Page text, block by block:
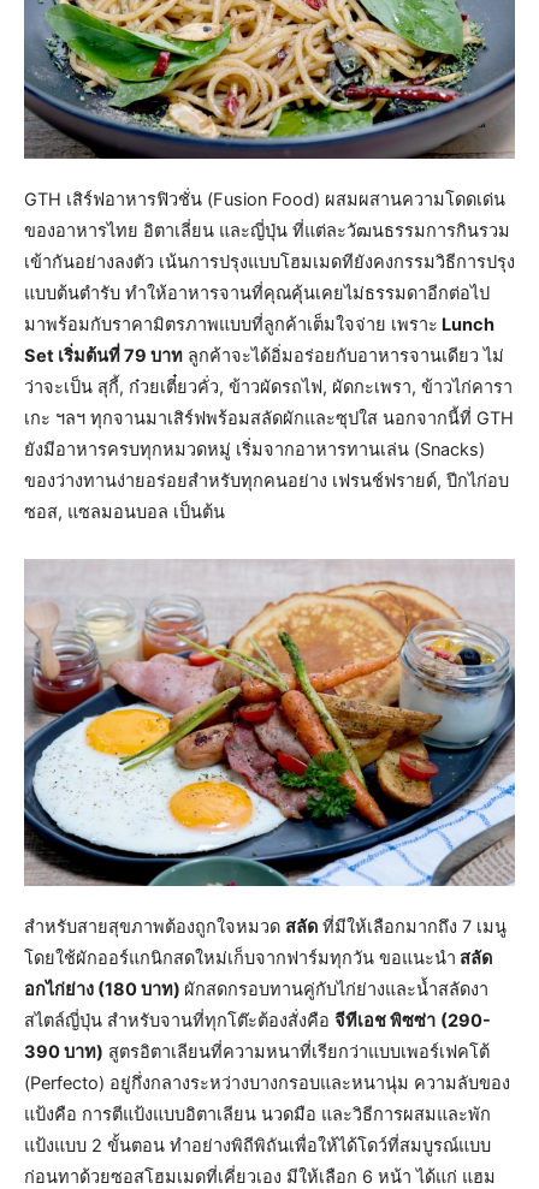
GTH เสิร์ฟอาหารฟิวชั่น (Fusion Food) ผสมผสานความโดดเด่น
ของอาหารไทย อิตาเลี่ยน และญี่ปุ่น ที่แต่ละวัฒนธรรมการกินรวม
เข้ากันอย่างลงตัว เน้นการปรุงแบบโฮมเมดทียังคงกรรมวิธีการปรุง
แบบต้นตำรับ ทำให้อาหารจานที่คุณคุ้นเคยไม่ธรรมดาอีกต่อไป
มาพร้อมกับราคามิตรภาพแบบที่ลูกค้าเต็มใจจ่าย เพราะ Lunch
Set เริ่มต้นที่ 79 บาท ลูกค้าจะได้อิ่มอร่อยกับอาหารจานเดียว ไม่
ว่าจะเป็น สุกี้, ก๋วยเตี๋ยวคั่ว, ข้าวผัดรถไฟ, ผัดกะเพรา, ข้าวไก่คารา
เกะ ฯลฯ ทุกจานมาเสิร์ฟพร้อมสลัดผักและซุปใส นอกจากนี้ที่ GTH
ยังมีอาหารครบทุกหมวดหมู่ เริ่มจากอาหารทานเล่น (Snacks)
ของว่างทานง่ายอร่อยสำหรับทุกคนอย่าง เฟรนช์ฟรายด์, ปีกไก่อบ
ซอส, แซลมอนบอล เป็นต้น
สำหรับสายสุขภาพต้องถูกใจหมวด สลัด ที่มีให้เลือกมากถึง 7 เมนู
โดยใช้ผักออร์แกนิกสดใหม่เก็บจากฟาร์มทุกวัน ขอแนะนำ สลัด
อกไก่ย่าง (180 บาท) ผักสดกรอบทานคู่กับไก่ย่างและน้ำสลัดงา
สไตล์ญี่ปุ่น สำหรับจานที่ทุกโต๊ะต้องสั่งคือ จีทีเอช พิซซ่า (290-
390 บาท) สูตรอิตาเลียนที่ความหนาที่เรียกว่าแบบเพอร์เฟคโต้
(Perfecto) อยู่กึ่งกลางระหว่างบางกรอบและหนานุ่ม ความลับของ
แป้งคือ การตีแป้งแบบอิตาเลียน นวดมือ และวิธีการผสมและพัก
แป้งแบบ 2 ขั้นตอน ทำอย่างพิถีพิถันเพื่อให้ได้โดว์ที่สมบูรณ์แบบ
ก่อนทาด้วยซอสโฮมเมดที่เคี่ยวเอง มีให้เลือก 6 หน้า ได้แก่ แฮม